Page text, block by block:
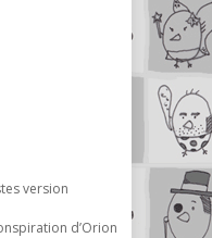
version
d’Orion